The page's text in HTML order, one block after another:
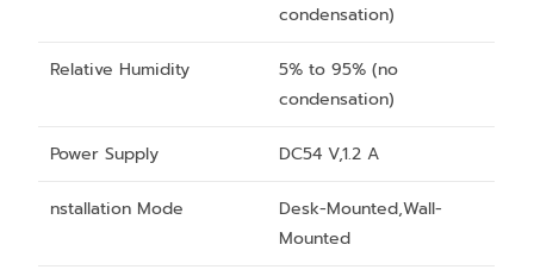
condensation)
Relative Humidity
5% to 95% (no
condensation)
Power Supply DC54 V,1.2 A
nstallation Mode
Desk-Mounted,Wall-
Mounted